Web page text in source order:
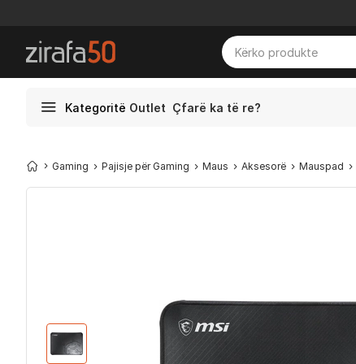
Kategoritë Outlet Çfarë ka të re?
Gaming Pajisje për Gaming Maus Aksesorë Mauspad